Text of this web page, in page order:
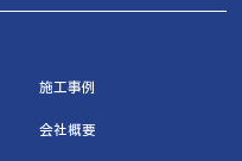
施工事例
会社概要